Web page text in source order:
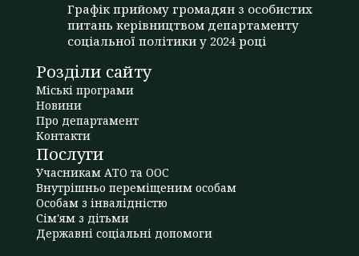
Графік прийому громадян з особистих
питань керівництвом департаменту
соціальної політики у 2024 році
Розділи сайту
Міські програми
Новини
Про департамент
Контакти
Послуги
Учасникам АТО та ООС
Внутрішньо переміщеним особам
Особам з інвалідністю
Сім'ям з дітьми
Державні соціальні допомоги